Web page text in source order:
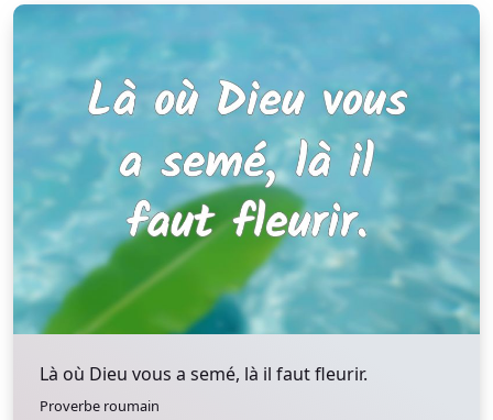
Là où Dieu vous a semé, là il faut fleurir.
Proverbe roumain